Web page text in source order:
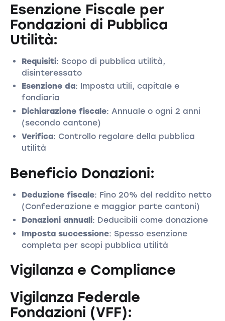
Esenzione Fiscale per
Fondazioni di Pubblica
Utilità:
Requisiti: Scopo di pubblica utilità,
disinteressato
Esenzione da: Imposta utili, capitale e
fondiaria
Dichiarazione fiscale: Annuale o ogni 2 anni
(secondo cantone)
Verifica: Controllo regolare della pubblica
utilità
Beneficio Donazioni:
Deduzione fiscale: Fino 20% del reddito netto
(Confederazione e maggior parte cantoni)
Donazioni annuali: Deducibili come donazione
Imposta successione: Spesso esenzione
completa per scopi pubblica utilità
Vigilanza e Compliance
Vigilanza Federale
Fondazioni (VFF):